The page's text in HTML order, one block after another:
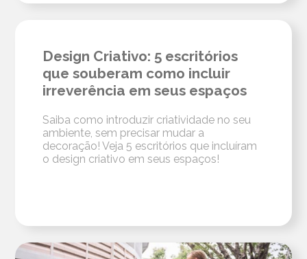
Design Criativo: 5 escritórios
que souberam como incluir
irreverência em seus espaços
Saiba como introduzir criatividade no seu
ambiente, sem precisar mudar a
decoração! Veja 5 escritórios que incluíram
o design criativo em seus espaços!